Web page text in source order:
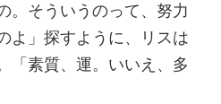
。そういうのって、努力
よ」探すように、リスは
「素質、運。いいえ、多